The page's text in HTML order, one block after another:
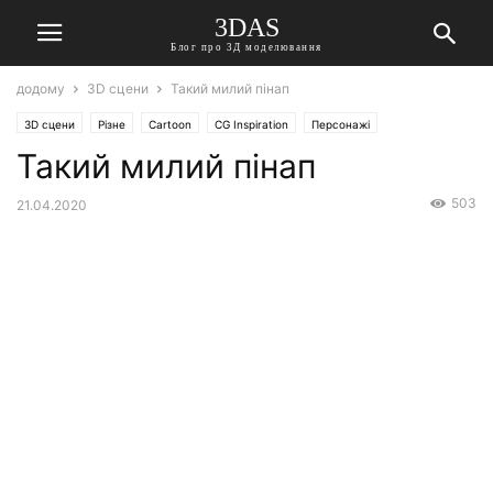
3DAS
Блог про 3Д моделювання
додому 3D сцени Такий милий пінап
3D сцени Різне Cartoon CG Inspiration Персонажі
Такий милий пінап
21.04.2020 503